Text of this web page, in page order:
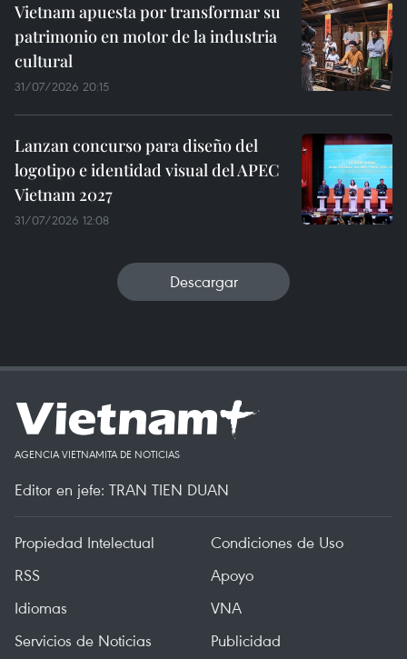
Vietnam apuesta por transformar su
patrimonio en motor de la industria
cultural
31/07/2026 20:15
Lanzan concurso para diseño del
logotipo e identidad visual del APEC
Vietnam 2027
31/07/2026 12:08
Descargar
AGENCIA VIETNAMITA DE NOTICIAS
Editor en jefe: TRAN TIEN DUAN
Propiedad Intelectual
Condiciones de Uso
RSS
Apoyo
Idiomas
VNA
Servicios de Noticias
Publicidad